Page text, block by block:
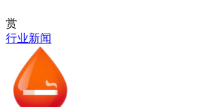
赏
行业新闻